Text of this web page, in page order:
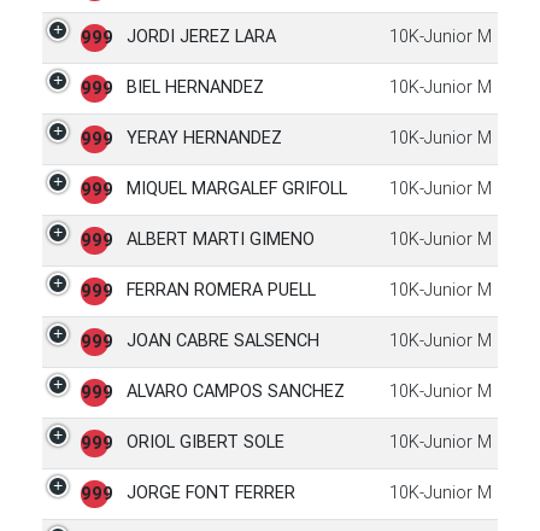
999 JORDI JEREZ LARA 10K-Junior M
999 BIEL HERNANDEZ 10K-Junior M
999 YERAY HERNANDEZ 10K-Junior M
999 MIQUEL MARGALEF GRIFOLL 10K-Junior M
999 ALBERT MARTI GIMENO 10K-Junior M
999 FERRAN ROMERA PUELL 10K-Junior M
999 JOAN CABRE SALSENCH 10K-Junior M
999 ALVARO CAMPOS SANCHEZ 10K-Junior M
999 ORIOL GIBERT SOLE 10K-Junior M
999 JORGE FONT FERRER 10K-Junior M